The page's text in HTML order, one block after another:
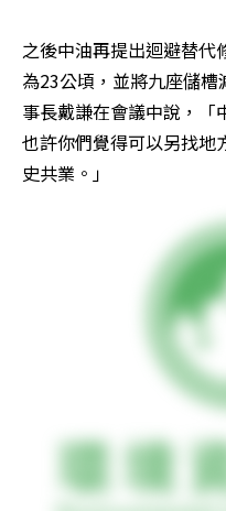
之後中油再提出迴避替代
為23公頃，並將九座儲
事長戴謙在會議中說，「
也許你們覺得可以另找地
史共業。」